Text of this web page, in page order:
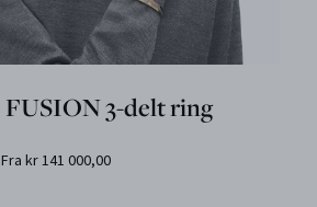
FUSION 3-delt ring
Fra kr 141 000,00